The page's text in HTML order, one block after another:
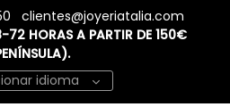
clientes@joyeriatalia.com
HORAS A PARTIR DE 150€
idioma